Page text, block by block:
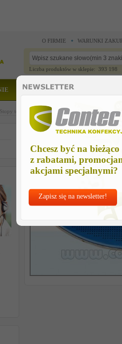
Chcesz być na bieżąco
z rabatami,
akcjami specjalnymi?
Zapisz się na newsletter!
O FIRMIE WARUNKI
Liczba produktów w sklepie: 393 198
CZĘŚCI ZAMIENNE
Stopy teflonowe >Stopy teflonowe do żelazek >
stopa tefl. do hd2002r